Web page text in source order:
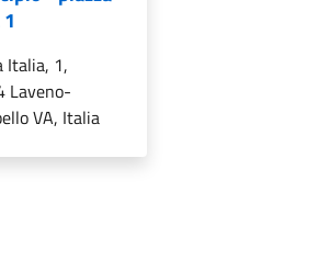
Italia, 1,
Laveno-
VA, Italia